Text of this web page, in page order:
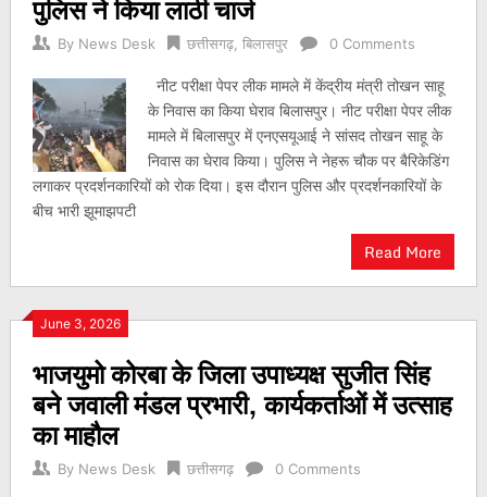
पुलिस ने किया लाठी चार्ज
By News Desk छत्तीसगढ़, बिलासपुर 0 Comments
नीट परीक्षा पेपर लीक मामले में केंद्रीय मंत्री तोखन साहू
के निवास का किया घेराव बिलासपुर। नीट परीक्षा पेपर लीक
मामले में बिलासपुर में एनएसयूआई ने सांसद तोखन साहू के
निवास का घेराव किया। पुलिस ने नेहरू चौक पर बैरिकेडिंग
लगाकर प्रदर्शनकारियों को रोक दिया। इस दौरान पुलिस और प्रदर्शनकारियों के
बीच भारी झूमाझपटी
Read More
June 3, 2026
भाजयुमो कोरबा के जिला उपाध्यक्ष सुजीत सिंह
बने जवाली मंडल प्रभारी, कार्यकर्ताओं में उत्साह
का माहौल
By News Desk छत्तीसगढ़ 0 Comments